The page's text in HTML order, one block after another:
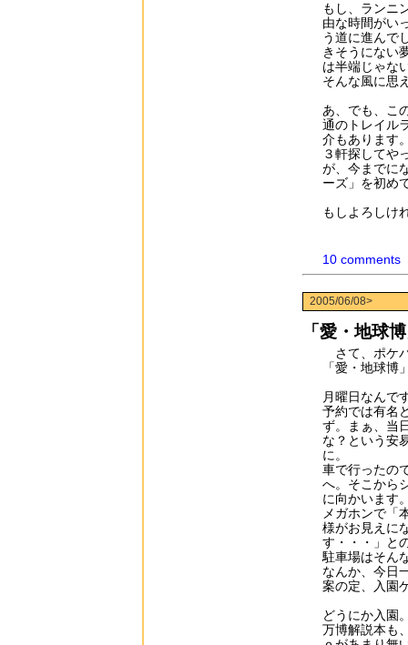
もし、ランニ
由な時間がい
う道に進んで
きそうにない
は半端じゃな
そんな風に思
あ、でも、こ
通のトレイル
介もあります
３軒探してや
が、今までに
ーズ」を初め
もしよろしけ
10 comments
2005/06/08>
「愛・地球
さて、ポケ
「愛・地球博
月曜日なんで
予約では有名
ず。まぁ、当
な？という安
に。
車で行ったの
へ。そこから
に向かいます
メガホンで「
様がお見えに
す・・・」と
駐車場はそん
なんか、今日
案の定、入園
どうにか入園
万博解説本も